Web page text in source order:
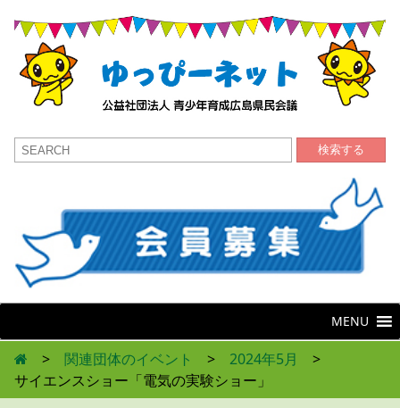
検索する
MENU
> 関連団体のイベント > 2024年5月
>
サイエンスショー「電気の実験ショー」